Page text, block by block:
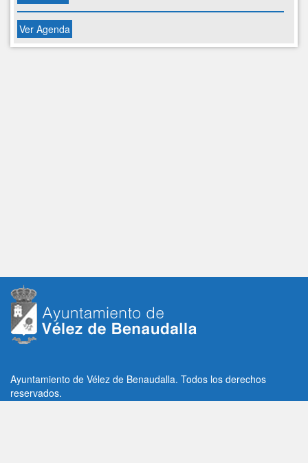
Ver Agenda
Ayuntamiento de Vélez de Benaudalla. Todos los derechos
reservados.